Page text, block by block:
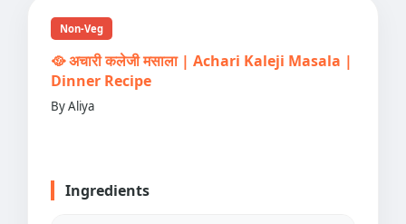
Non-Veg
🥘 अचारी कलेजी मसाला | Achari Kaleji Masala |
Dinner Recipe
By Aliya
Ingredients